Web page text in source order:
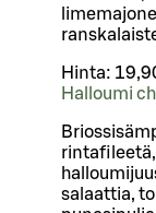
Hinta:
Halloumi
salaattia,